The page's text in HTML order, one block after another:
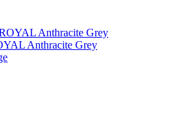
Anthracite Grey